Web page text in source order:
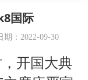
国际
期：2022-09-30
开国大典